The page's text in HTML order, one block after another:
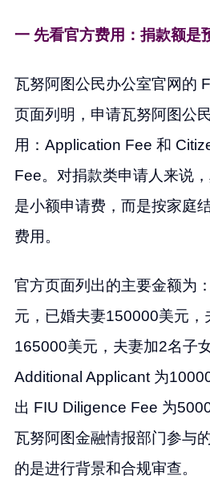
一 先看官方费用：捐款额是
瓦努阿图公民办公室官网的
页面列明，申请瓦努阿图公
用：Application Fee 和
Fee。对捐款类申请人来说
是小额申请费，而是按家庭
费用。
官方页面列出的主要金额为
元，已婚夫妻150000美元，
165000美元，夫妻加2名子
Additional Applicant 为
出 FIU Diligence Fee 为
瓦努阿图金融情报部门参与
的是进行背景和合规审查。